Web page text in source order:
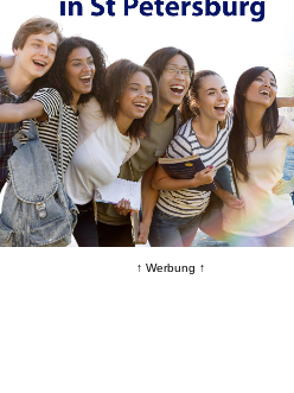
↑ Werbung ↑